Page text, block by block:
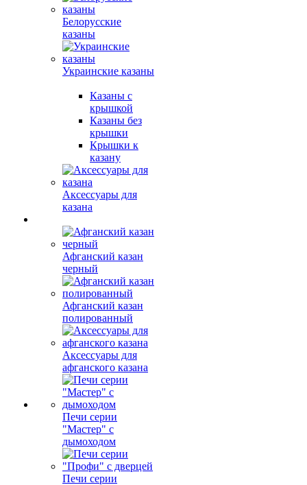
Белорусские
казаны
Украинские казаны
Казаны с
крышкой
Казаны без
крышки
Крышки к
казану
Аксессуары для
казана
Афганский казан
черный
Афганский казан
полированный
Аксессуары для
афганского казана
Печи серии
"Мастер" с
дымоходом
Печи серии